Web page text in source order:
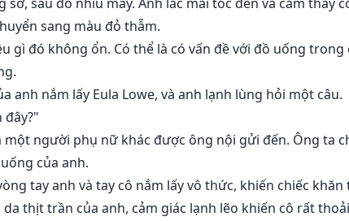
sang màu đỏ thẫm.
gì đó không ổn. Có thể là có vấn đề với đồ uống
anh nắm lấy Eula Lowe, và anh lạnh lùng hỏi một câu.
một người phụ nữ khác được ông nội gửi đến. Ông ta
của anh.
tay anh và tay cô nắm lấy vô thức, khiến chiếc
da thịt trần của anh, cảm giác lạnh lẽo khiến cô rất